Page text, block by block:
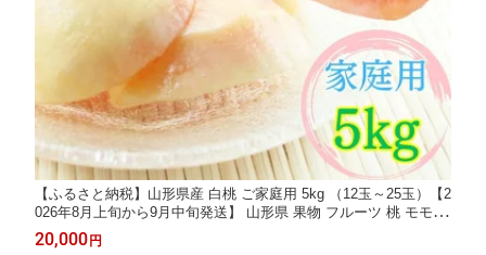
【ふるさと納税】山形県産 白桃 ご家庭用 5kg （12玉～25玉）【2
026年8月上旬から9月中旬発送】 山形県 果物 フルーツ 桃 モモ も
も 夏 送料無料
20,000 円